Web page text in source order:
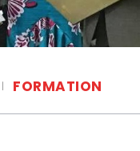
FORMATION